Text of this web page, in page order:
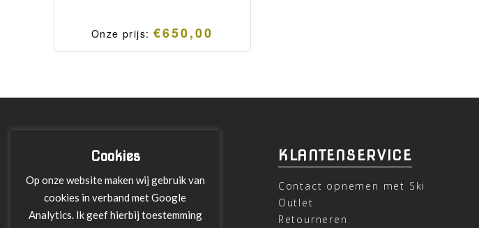
Onze prijs: €650,00
INFORMATIE
Over ons
Leveringen
Betalen met Klarna
KLANTENSERVICE
Contact opnemen met Ski
Outlet
Retourneren
Cookies
Op onze website maken wij gebruik van
cookies in verband met Google
Analytics. Ik geef hierbij toestemming